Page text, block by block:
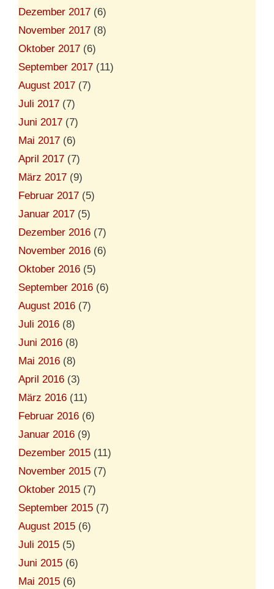
Dezember 2017 (6)
November 2017 (8)
Oktober 2017 (6)
September 2017 (11)
August 2017 (7)
Juli 2017 (7)
Juni 2017 (7)
Mai 2017 (6)
April 2017 (7)
März 2017 (9)
Februar 2017 (5)
Januar 2017 (5)
Dezember 2016 (7)
November 2016 (6)
Oktober 2016 (5)
September 2016 (6)
August 2016 (7)
Juli 2016 (8)
Juni 2016 (8)
Mai 2016 (8)
April 2016 (3)
März 2016 (11)
Februar 2016 (6)
Januar 2016 (9)
Dezember 2015 (11)
November 2015 (7)
Oktober 2015 (7)
September 2015 (7)
August 2015 (6)
Juli 2015 (5)
Juni 2015 (6)
Mai 2015 (6)